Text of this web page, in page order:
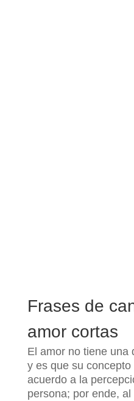
Frases de
amor cortas
El amor no tiene una
y es que su
acuerdo a la
persona; por ende,